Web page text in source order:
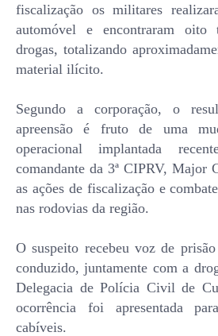
fiscalização os militares
automóvel e encontraram
drogas, totalizando
material ilícito.
Segundo a corporação, o
apreensão é fruto de uma
operacional implantada
comandante da 3ª CIPRV, Major
as ações de fiscalização e
nas rodovias da região.
O suspeito recebeu voz de
conduzido, juntamente com a
Delegacia de Polícia Civil de
ocorrência foi apresentada
cabíveis.